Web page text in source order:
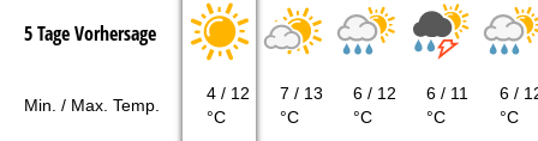
5 Tage Vorhersage
Min. / Max. Temp.
4 / 12
°C
7 / 13
°C
6 / 12
°C
6 / 11
°C
6 /
°C